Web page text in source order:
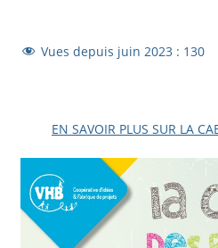
Vues depuis juin 2023 : 130
EN SAVOIR PLUS SUR LA